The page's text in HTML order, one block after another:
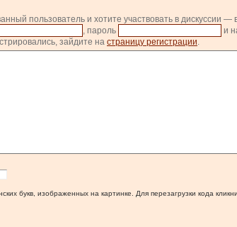
пользователь и хотите участвовать в дискуссии —
, пароль и
зайдите на страницу регистрации.
букв, изображенных на картинке. Для перезагрузки кода